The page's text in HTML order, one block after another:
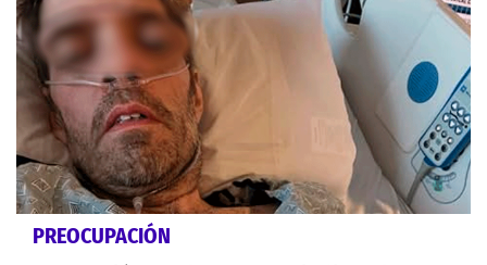
PREOCUPACIÓN